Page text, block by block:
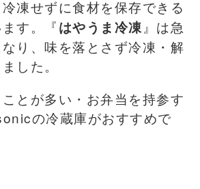
凍せずに食材を保存できる
す。『はやうま冷凍』は急
り、味を落とさず冷凍・解
した。
とが多い・お弁当を持参す
の冷蔵庫がおすすめで